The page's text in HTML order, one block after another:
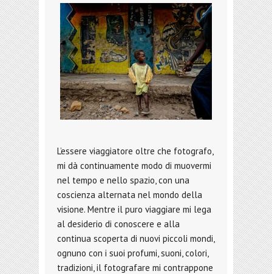
L’essere viaggiatore oltre che fotografo,
mi dà continuamente modo di muovermi
nel tempo e nello spazio, con una
coscienza alternata nel mondo della
visione. Mentre il puro viaggiare mi lega
al desiderio di conoscere e alla
continua scoperta di nuovi piccoli mondi,
ognuno con i suoi profumi, suoni, colori,
tradizioni, il fotografare mi contrappone